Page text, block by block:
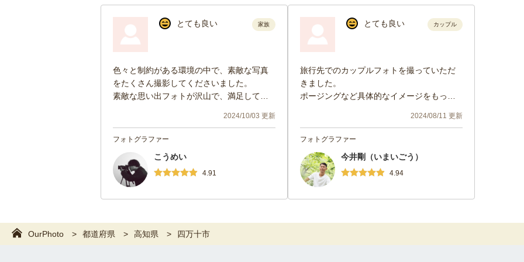
とても良い 家族
色々と制約がある環境の中で、素敵な写真
をたくさん撮影してくださいました。
素敵な思い出フォトが沢山で、満足してい
2024/10/03 更新
フォトグラファー
こうめい
4.91
とても良い カップル
旅行先でのカップルフォトを撮っていただ
きました。
ポージングなど具体的なイメージをもって
う」と色々ご提案いただき、とっても素敵
な写真を残すことができました！
ただくうちに緊張もほぐれ、楽しいひとと
きを過ごす方ができたのは、今井さんのお
人柄があってこそだったと思います。
また次の機会もぜひお願いしたいです！
2024/08/11 更新
フォトグラファー
今井剛（いまいごう）
4.94
OurPhoto 都道府県 高知県 四万十市